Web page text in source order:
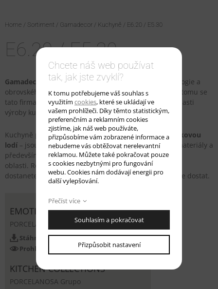
Home / Sortiment / Gamadecor / Kuchyně / E6.20 / E5.30
E6.20 / E5.30
Gamadecor
, to je soustředění nejpokrokovější technologie a
obrovského lidského fundovaného potencionálu. Díky tomu se
tato firma během několika let stala špičkou nejen v oblasti
výroby kuchyní.
Kuchyně prezentované pod řadouEmotions jsou vlajkovou
lodí – jsou zde uplatněné ty nejmodernější postupy, materiály a
především bohaté zkušenosti odborníků z této
oblasti. Rozhodnete-li se pro kuchyň z řady Emotions,
dostanete to nejlepší, co dnes v oblasti kuchyní můžete dostat.
EMOTIONS
PORCELANOSA Grupo
Stáhnout katalog
Prohlédnout katalog
KITCHEN COLLECTIONS
PORCELANOSA Grupo
Chcete náš web používat
tak, jak jste zvyklí?
K tomu potřebujeme váš souhlas s
využitím cookies, které se ukládají ve
vašem prohlížeči. Díky těmto statistickým,
preferenčním a reklamním cookies
zjistíme, jak náš web používáte,
přizpůsobíme vám zobrazené informace a
nebudeme vás obtěžovat nerelevantní
reklamou. Můžete také pokračovat pouze
s cookies nezbytnými pro fungování
webu. Cookies nám dodávají energii pro
další vylepšování.
Přečíst více
Souhlasím a pokračovat
Přizpůsobit nastavení